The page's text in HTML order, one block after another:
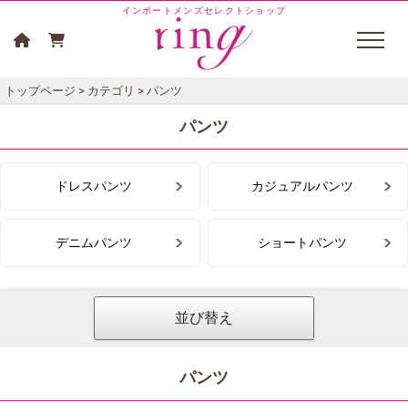
インポートメンズセレクトショップ
トップページ > カテゴリ > パンツ
パンツ
ドレスパンツ カジュアルパンツ
デニムパンツ ショートパンツ
並び替え
パンツ